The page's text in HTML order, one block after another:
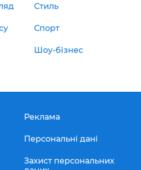
Стиль
Спорт
Шоу-бізнес
Реклама
Персональні дані
Захист персональних